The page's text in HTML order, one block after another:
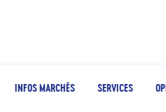
INFOS MARCHÉS SERVICES